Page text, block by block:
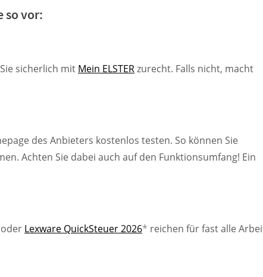
so vor:
sicherlich mit Mein ELSTERzurecht. Falls nicht, macht
des Anbieters kostenlos testen. So können Sie
Achten Sie dabei auch auf den Funktionsumfang! Ein
oder Lexware QuickSteuer 2026* reichen für fast alle